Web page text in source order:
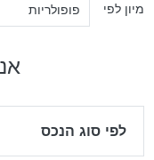
מיון לפי פופולריות
לפי סוג הנכס